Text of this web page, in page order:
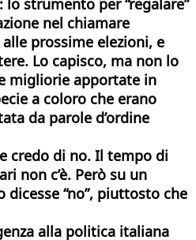
strumento per “regalare”
nel chiamare
prossime elezioni, e
Lo capisco, ma non lo
migliorie apportate in
a coloro che erano
da parole d’ordine
credo di no. Il tempo di
non c’è. Però su un
dicesse “no”, piuttosto che
alla politica italiana